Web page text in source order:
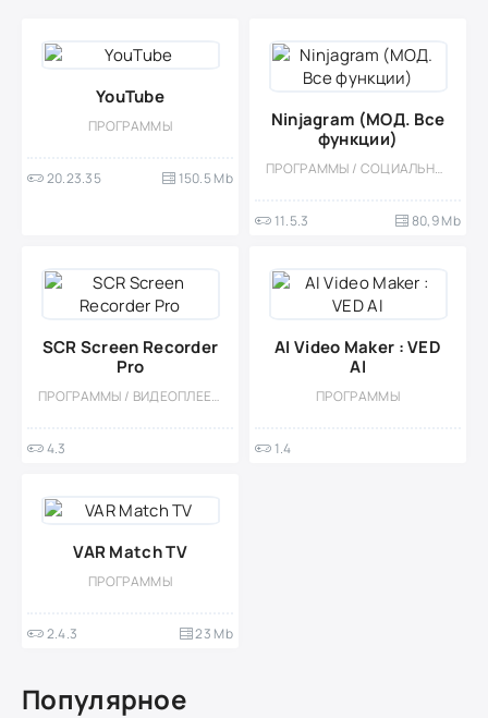
YouTube
ПРОГРАММЫ
20.23.35 150.5 Mb
Ninjagram (МОД. Все
функции)
ПРОГРАММЫ / СОЦИАЛЬНЫЕ / МОД
11.5.3 80,9 Mb
SCR Screen Recorder
Pro
ПРОГРАММЫ / ВИДЕОПЛЕЕРЫ
4.3
AI Video Maker : VED
AI
ПРОГРАММЫ
1.4
VAR Match TV
ПРОГРАММЫ
2.4.3 23 Mb
Популярное